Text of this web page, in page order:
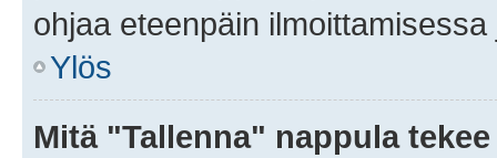
ohjaa eteenpäin
Ylös
Mitä "Tallenna" nappula